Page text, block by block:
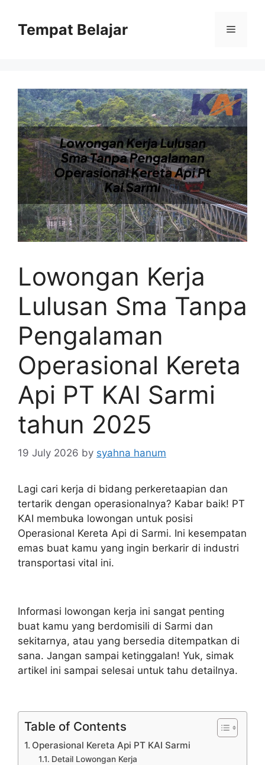
contentTempat Belajar Menu
Lowongan Kerja
Lulusan Sma Tanpa
Pengalaman
Operasional Kereta
Api PT KAI Sarmi
tahun 2025
19 July 2026 by syahna hanum
Lagi cari kerja di bidang perkeretaapian dan
tertarik dengan operasionalnya? Kabar baik! PT
KAI membuka lowongan untuk posisi
Operasional Kereta Api di Sarmi. Ini kesempatan
emas buat kamu yang ingin berkarir di industri
transportasi vital ini.
Informasi lowongan kerja ini sangat penting
buat kamu yang berdomisili di Sarmi dan
sekitarnya, atau yang bersedia ditempatkan di
sana. Jangan sampai ketinggalan! Yuk, simak
artikel ini sampai selesai untuk tahu detailnya.
Table of Contents
Operasional Kereta Api PT KAI Sarmi
Detail Lowongan Kerja